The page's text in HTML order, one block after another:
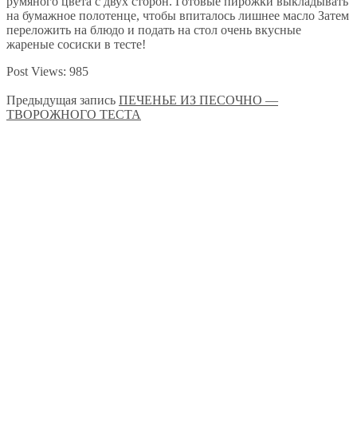
на бумажное полотенце, чтобы впиталось лишнее масло Затем
переложить на блюдо и подать на стол очень вкусные
жареные сосиски в тесте!
Post Views: 985
Предыдущая запись ПЕЧЕНЬЕ ИЗ ПЕСОЧНО —
ТВОРОЖНОГО ТЕСТА